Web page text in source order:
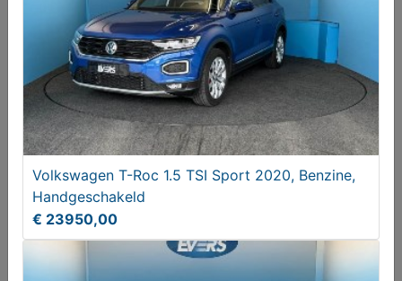
Skoda Octavia Combi 1.4 TSI PHEV RS iV Bns
€ 22450,00
Volkswagen T-Roc 1.5 TSI Sport 2020, Benzine,
Handgeschakeld
€ 23950,00